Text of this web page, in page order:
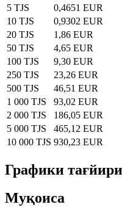
5 TJS
0,4651 EUR
10 TJS
0,9302 EUR
20 TJS
1,86 EUR
50 TJS
4,65 EUR
100 TJS
9,30 EUR
250 TJS
23,26 EUR
500 TJS
46,51 EUR
1 000 TJS
93,02 EUR
2 000 TJS
186,05 EUR
5 000 TJS
465,12 EUR
10 000 TJS 930,23 EUR
Графики
Муқоиса